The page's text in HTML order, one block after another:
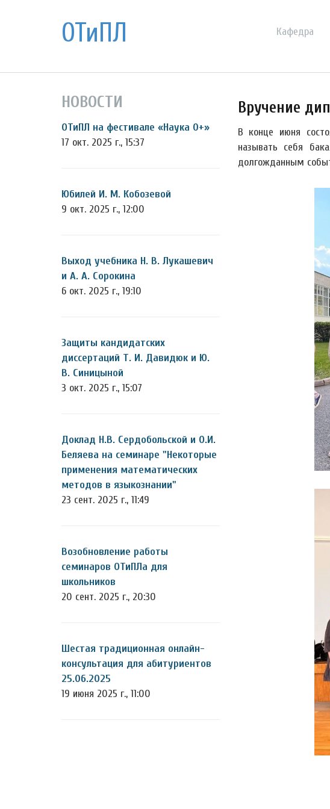
ОТиПЛ Кафедра
НОВОСТИ
ОТиПЛ на фестивале «Наука 0+»
17 окт. 2025 г., 15:37
Юбилей И. М. Кобозевой
9 окт. 2025 г., 12:00
Выход учебника Н. В. Лукашевич
и А. А. Сорокина
6 окт. 2025 г., 19:10
Защиты кандидатских
диссертаций Т. И. Давидюк и Ю.
В. Синицыной
3 окт. 2025 г., 15:07
Доклад Н.В. Сердобольской и О.И.
Беляева на семинаре "Некоторые
применения математических
методов в языкознании"
23 сент. 2025 г., 11:49
Возобновление работы
семинаров ОТиПЛа для
школьников
20 сент. 2025 г., 20:30
Шестая традиционная онлайн-
консультация для абитуриентов
25.06.2025
19 июня 2025 г., 11:00
Вручение
В конце июня
называть себя
долгожданным